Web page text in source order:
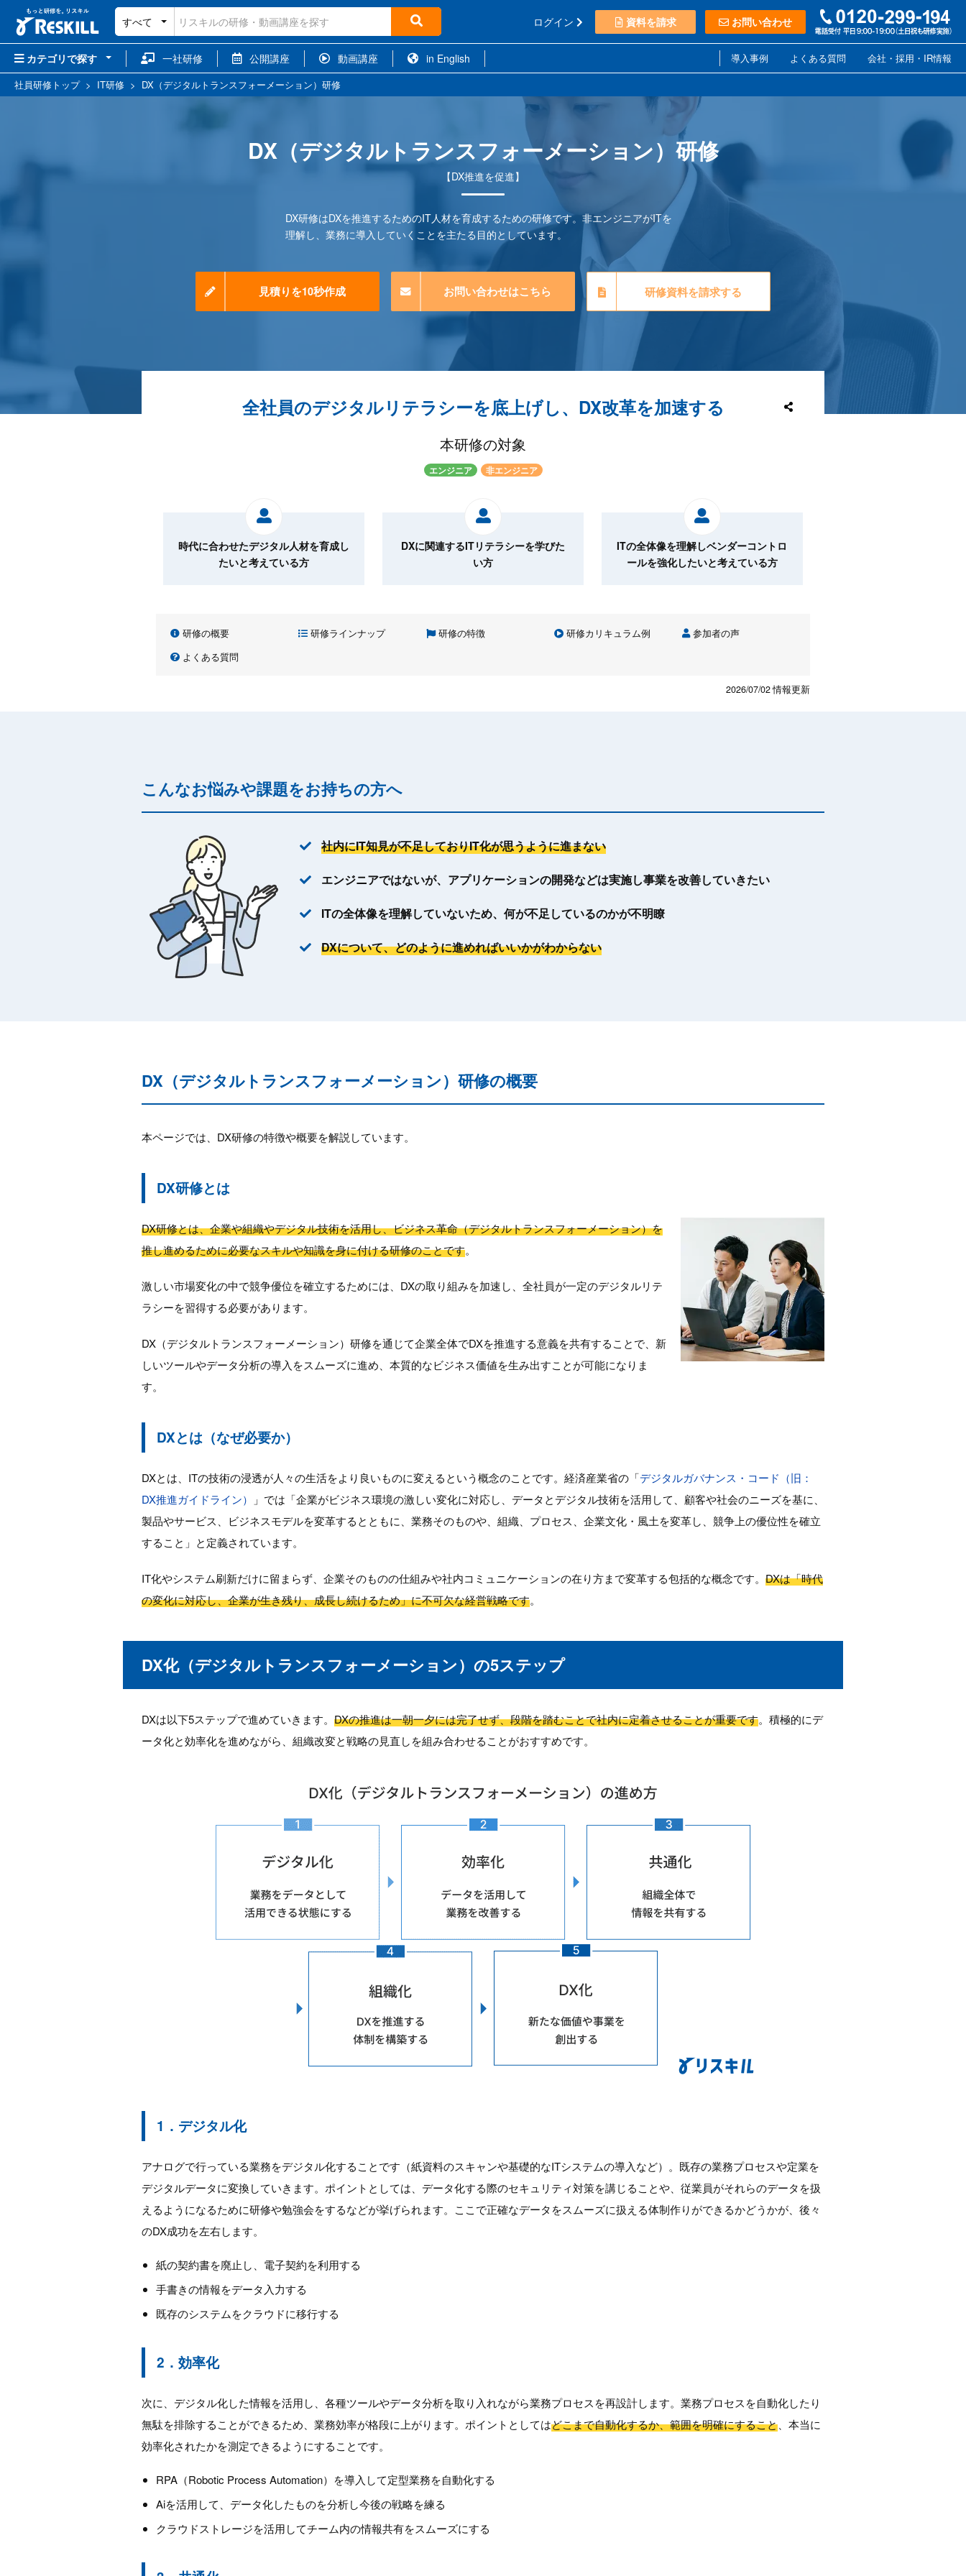
すべて ログイン 資料を請求 お問い合わせ
カテゴリで探す 一社研修 公開講座 動画講座 in English 導入事例 よくある質問
会社・採用・IR情報
社員研修トップ> IT研修 > DX（デジタルトランスフォーメーション）研修
DX（デジタルトランスフォーメーション）研修
【DX推進を促進】
DX研修はDXを推進するためのIT人材を育成するための研修です。非エンジニアがITを
理解し、業務に導入していくことを主たる目的としています。
見積りを10秒作成 お問い合わせはこちら 研修資料を請求する
全社員のデジタルリテラシーを底上げし、DX改革を加速する
本研修の対象
エンジニア 非エンジニア
時代に合わせたデジタル人材を育成し
たいと考えている方
DXに関連するITリテラシーを学びた
い方
ITの全体像を理解しベンダーコントロ
ールを強化したいと考えている方
研修の概要 研修ラインナップ 研修の特徴 研修カリキュラム例
参加者の声
よくある質問
2026/07/02情報更新
こんなお悩みや課題をお持ちの方へ
社内にIT知見が不足しておりIT化が思うように進まない
エンジニアではないが、アプリケーションの開発などは実施し事業を改善していきたい
ITの全体像を理解していないため、何が不足しているのかが不明瞭
DXについて、どのように進めればいいかがわからない
DX（デジタルトランスフォーメーション）研修の概要
本ページでは、DX研修の特徴や概要を解説しています。
DX研修とは
DX研修とは、企業や組織やデジタル技術を活用し、ビジネス革命（デジタルトランスフォーメーション）を
推し進めるために必要なスキルや知識を身に付ける研修のことです。
激しい市場変化の中で競争優位を確立するためには、DXの取り組みを加速し、全社員が一定のデジタルリテ
ラシーを習得する必要があります。
DX（デジタルトランスフォーメーション）研修を通じて企業全体でDXを推進する意義を共有することで、新
しいツールやデータ分析の導入をスムーズに進め、本質的なビジネス価値を生み出すことが可能になりま
す。
DXとは（なぜ必要か）
DXとは、ITの技術の浸透が人々の生活をより良いものに変えるという概念のことです。経済産業省の「デジタルガバナンス・コード（旧：
DX推進ガイドライン）
」では「企業がビジネス環境の激しい変化に対応し、データとデジタル技術を活用して、顧客や社会のニーズを基に、
製品やサービス、ビジネスモデルを変革するとともに、業務そのものや、組織、プロセス、企業文化・風土を変革し、競争上の優位性を確立
すること」と定義されています。
IT化やシステム刷新だけに留まらず、企業そのものの仕組みや社内コミュニケーションの在り方まで変革する包括的な概念です。 DXは「時代
の変化に対応し、企業が生き残り、成長し続けるため」に不可欠な経営戦略です。
DX化（デジタルトランスフォーメーション）の5ステップ
DXは以下5ステップで進めていきます。 DXの推進は一朝一夕には完了せず、段階を踏むことで社内に定着させることが重要です。積極的にデ
ータ化と効率化を進めながら、組織改変と戦略の見直しを組み合わせることがおすすめです。
1．デジタル化
アナログで行っている業務をデジタル化することです（紙資料のスキャンや基礎的なITシステムの導入など）。既存の業務プロセスや定業を
デジタルデータに変換していきます。ポイントとしては、データ化する際のセキュリティ対策を講じることや、従業員がそれらのデータを扱
えるようになるために研修や勉強会をするなどが挙げられます。ここで正確なデータをスムーズに扱える体制作りができるかどうかが、後々
のDX成功を左右します。
紙の契約書を廃止し、電子契約を利用する
手書きの情報をデータ入力する
既存のシステムをクラウドに移行する
2．効率化
次に、デジタル化した情報を活用し、各種ツールやデータ分析を取り入れながら業務プロセスを再設計します。業務プロセスを自動化したり
無駄を排除することができるため、業務効率が格段に上がります。ポイントとしてはどこまで自動化するか、範囲を明確にすること 、本当に
効率化されたかを測定できるようにすることです。
RPA（Robotic Process Automation）を導入して定型業務を自動化する
Aiを活用して、データ化したものを分析し今後の戦略を練る
クラウドストレージを活用してチーム内の情報共有をスムーズにする